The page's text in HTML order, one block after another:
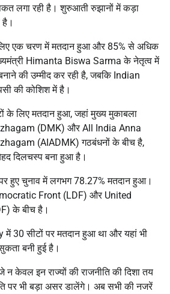
लगा रही है। शुरुआती रुझानों में कड़ा
है।
एक चरण में मतदान हुआ और 85% से अधिक
Himanta Biswa Sarma के नेतृत्व में
की उम्मीद कर रही है, जबकि Indian
की कोशिश में है।
के लिए मतदान हुआ, जहां मुख्य मुकाबला
(DMK) औरAll India Anna
(AIADMK) गठबंधनों के बीच है,
दिलचस्प बना हुआ है।
हुए चुनाव में लगभग 78.27% मतदान हुआ।
Front (LDF) और United
के बीच है।
में 30 सीटों पर मतदान हुआ था और यहां भी
बनी हुई है।
केवल इन राज्यों की राजनीति की दिशा तय
पर भी बड़ा असर डालेंगे। अब सभी की नजरें